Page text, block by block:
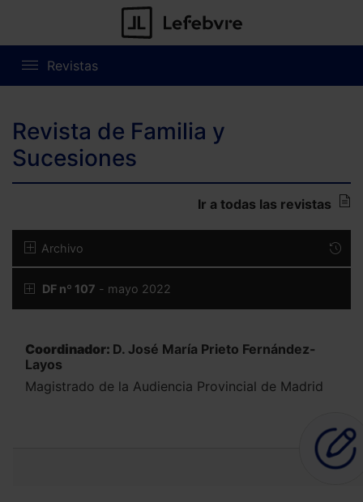
Revistas
Revista de Familia y
Sucesiones
Ir a todas las revistas
Archivo
DF nº 107 - mayo 2022
Coordinador: D. José María Prieto Fernández-
Layos
Magistrado de la Audiencia Provincial de Madrid